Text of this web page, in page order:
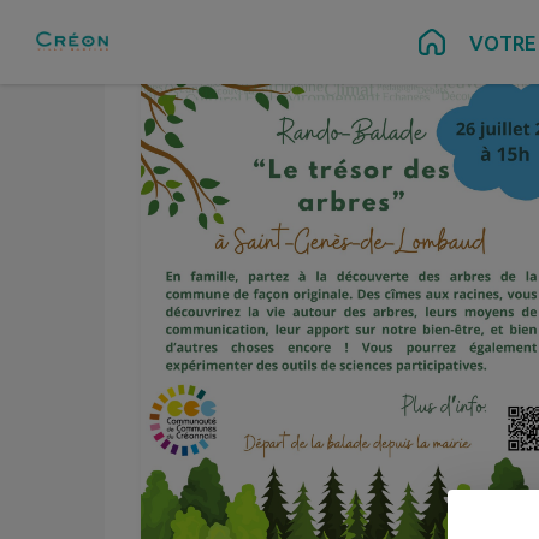
Contenu Pied de page